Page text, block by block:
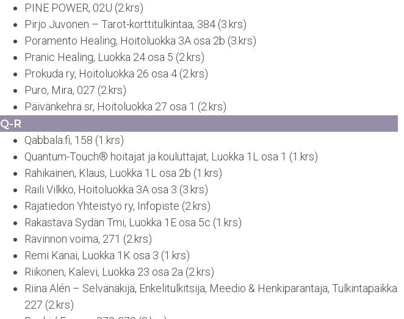
PINE POWER, 02U (2.krs)
Pirjo Juvonen – Tarot-korttitulkintaa, 384 (3.krs)
Poramento Healing, Hoitoluokka 3A osa 2b (3.krs)
Pranic Healing, Luokka 24 osa 5 (2.krs)
Prokuda ry, Hoitoluokka 26 osa 4 (2.krs)
Puro, Mira, 027 (2.krs)
Päivänkehrä sr, Hoitoluokka 27 osa 1 (2.krs)
Q-R
Qabbala.fi, 158 (1.krs)
Quantum-Touch® hoitajat ja kouluttajat, Luokka 1L osa 1 (1.krs)
Rahikainen, Klaus, Luokka 1L osa 2b (1.krs)
Raili Vilkko, Hoitoluokka 3A osa 3 (3.krs)
Rajatiedon Yhteistyö ry, Infopiste (2.krs)
Rakastava Sydän Tmi, Luokka 1E osa 5c (1.krs)
Ravinnon voima, 271 (2.krs)
Remi Kanai, Luokka 1K osa 3 (1.krs)
Riikonen, Kalevi, Luokka 23 osa 2a (2.krs)
Riina Alén – Selvänäkijä, Enkelitulkitsija, Meedio & Henkiparantaja, Tulkintapaikka
227 (2.krs)